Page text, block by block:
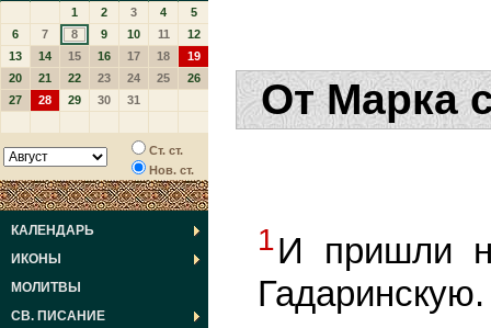
1
2 3 4
5
6
7 8 9 10 11
12
13
14 15 16 17 18
19
20
21 22 23 24 25
26
27
28 29 30 31
Ст. ст.
Нов. ст.
КАЛЕНДАРЬ
ИКОНЫ
МОЛИТВЫ
СВ. ПИСАНИЕ
От Марка
1И пришли
Гадаринскую.